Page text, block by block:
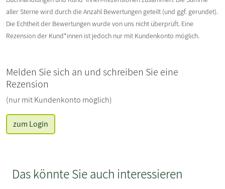
aller Sterne wird durch die Anzahl Bewertungen geteilt (und ggf. gerundet).
Die Echtheit der Bewertungen wurde von uns nicht überprüft. Eine
Rezension der Kund*innen ist jedoch nur mit Kundenkonto möglich.
Melden Sie sich an und schreiben Sie eine
Rezension
(nur mit Kundenkonto möglich)
zum Login
Das könnte Sie auch interessieren